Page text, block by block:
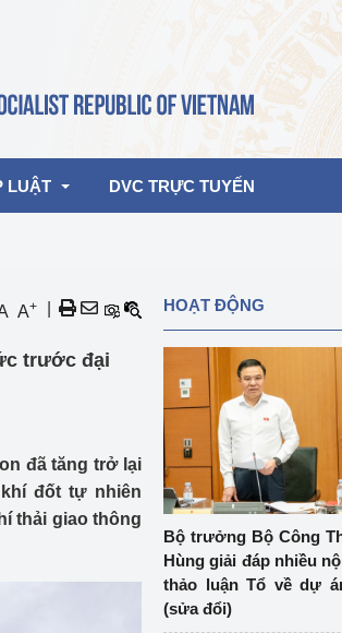
Lãnh đạo Bộ
LUẬT DVC TRỰC TUYẾN
A+
trước đại
đã tăng trở lại
đốt tự nhiên
thải giao thông
HOẠT ĐỘNG
Bộ trưởng Bộ Công
Hùng giải đáp nhiều
thảo luận Tổ về dự
(sửa đổi)